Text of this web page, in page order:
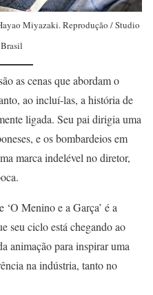
Miyazaki. Reprodução / Studio
as cenas que abordam o
ao incluí-las, a história de
ligada. Seu pai dirigia uma
e os bombardeios em
marca indelével no diretor,
Menino e a Garça’ é a
seu ciclo está chegando ao
animação para inspirar uma
na indústria, tanto no